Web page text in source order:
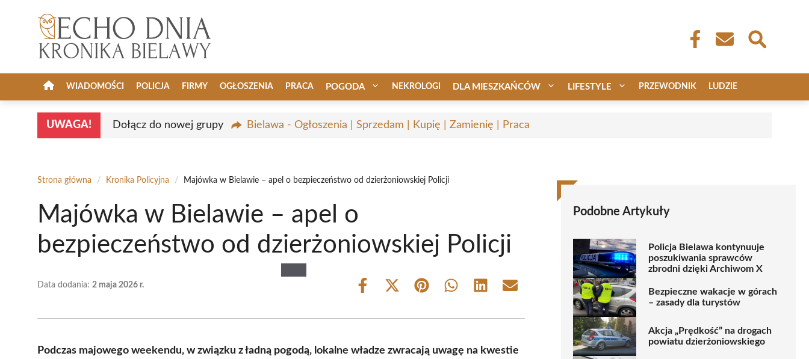
WIADOMOŚCI POLICJA FIRMY OGŁOSZENIA PRACA POGODA NEKROLOGI DLA MIESZKAŃCÓW LIFESTYLE PRZEWODNIK LUDZIE
UWAGA! Dołącz do nowej grupy Bielawa - Ogłoszenia | Sprzedam | Kupię | Zamienię | Praca
Strona główna / Kronika Policyjna / Majówka w Bielawie – apel o bezpieczeństwo od dzierżoniowskiej Policji
Majówka w Bielawie – apel o
bezpieczeństwo od dzierżoniowskiej Policji
Data dodania: 2 maja 2026 r.
Share
Share
(Twitter)
Share Share Share Share
Podczas majowego weekendu, w związku z ładną pogodą, lokalne władze zwracają uwagę na kwestie
Podobne Artykuły
Policja Bielawa kontynuuje
poszukiwania sprawców
zbrodni dzięki Archiwom X
Bezpieczne wakacje w górach
– zasady dla turystów
Akcja „Prędkość” na drogach
powiatu dzierżoniowskiego